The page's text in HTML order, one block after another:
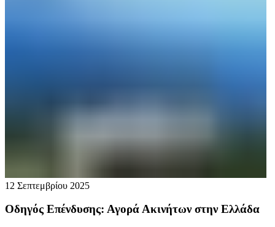
12 Σεπτεμβρίου 2025
Οδηγός Επένδυσης: Αγορά Ακινήτων στην Ελλάδα